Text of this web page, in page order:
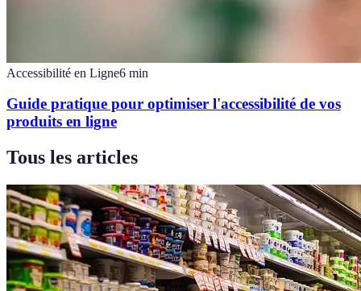
Accessibilité en Ligne6 min
Guide pratique pour optimiser l'accessibilité de vos
produits en ligne
Tous les articles